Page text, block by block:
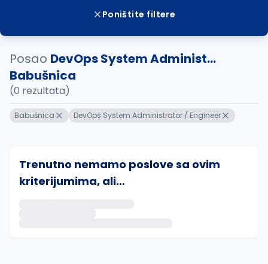
Poništite filtere
Posao DevOps System Administ...
Babušnica
(0 rezultata)
Babušnica DevOps System Administrator / Engineer
Trenutno nemamo poslove sa ovim
kriterijumima, ali...